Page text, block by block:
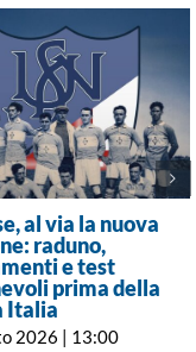
al via la nuova
raduno,
e test
prima della
Italia
2026 | 13:00